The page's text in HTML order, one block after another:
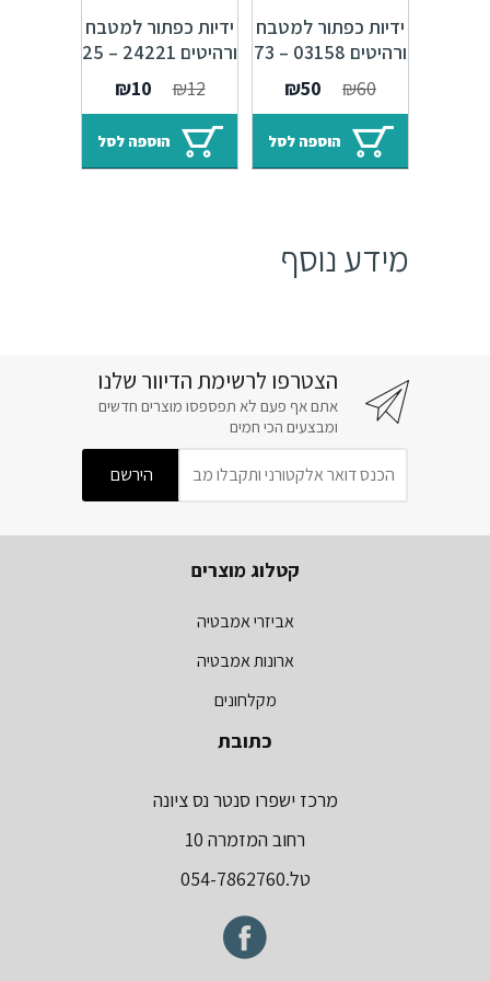
ידיות כפתור למטבח
ורהיטים 03158 – 73
מ"מ כסף עתיק
Alhambra M25
₪60
המחיר
המקורי
היה:
₪60.
₪50
הנוכחי
הוא:
₪50.
הוספה לסל
ידיות כפתור למטבח
ורהיטים 24221 – 25
מ"מ ברונזה פירנצה
M09
₪12
המחיר
המקורי
היה:
₪12.
₪10
הנוכחי
הוא:
₪10.
הוספה לסל
מידע נוסף
הצטרפו לרשימת הדיוור שלנו
אתם אף פעם לא תפספסו מוצרים חדשים
ומבצעים הכי חמים
קטלוג מוצרים
אביזרי אמבטיה
ארונות אמבטיה
מקלחונים
כתובת
מרכז ישפרו סנטר נס ציונה
רחוב המזמרה 10
טל.054-7862760